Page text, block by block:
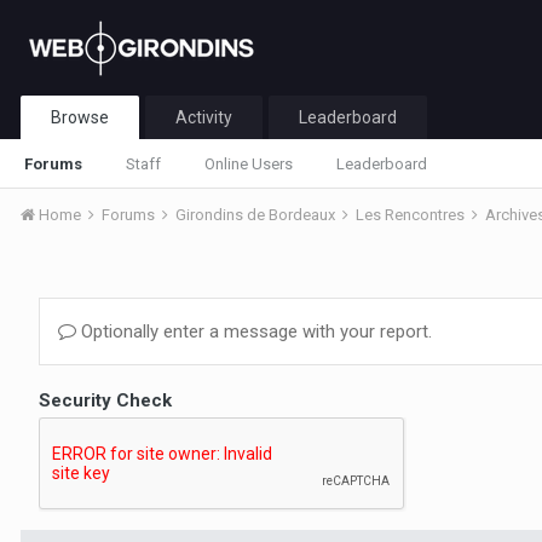
Browse
Forums Staff Online Users Leaderboard
Activity Leaderboard
Home Forums Girondins de Bordeaux Les Rencontres
Optionally enter a message with your report.
Security Check